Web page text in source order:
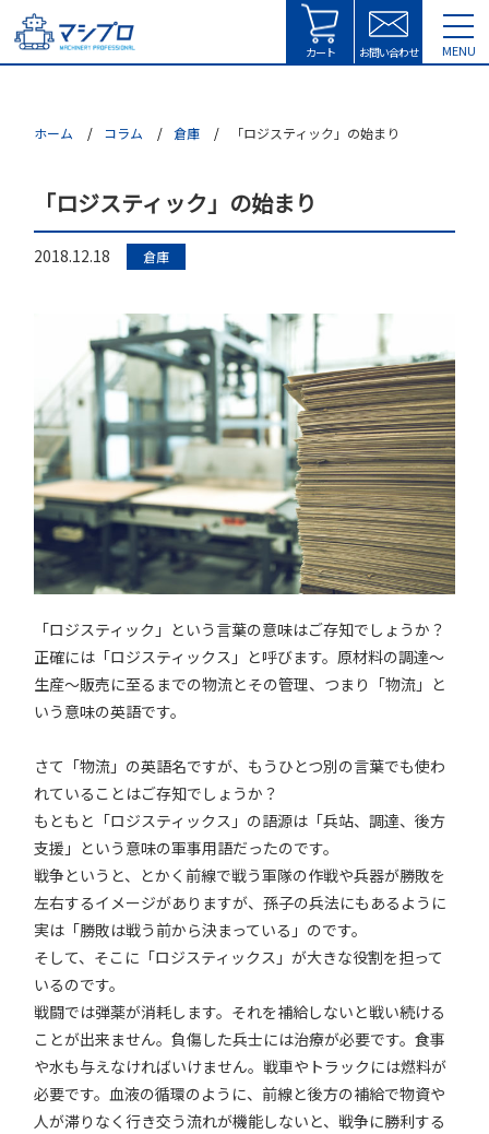
MENU
カート お問い合わせ
ホーム コラム 倉庫 「ロジスティック」の始まり
「ロジスティック」の始まり
2018.12.18 倉庫
「ロジスティック」という言葉の意味はご存知でしょうか？
正確には「ロジスティックス」と呼びます。原材料の調達～
生産～販売に至るまでの物流とその管理、つまり「物流」と
いう意味の英語です。
さて「物流」の英語名ですが、もうひとつ別の言葉でも使わ
れていることはご存知でしょうか？
もともと「ロジスティックス」の語源は「兵站、調達、後方
支援」という意味の軍事用語だったのです。
戦争というと、とかく前線で戦う軍隊の作戦や兵器が勝敗を
左右するイメージがありますが、孫子の兵法にもあるように
実は「勝敗は戦う前から決まっている」のです。
そして、そこに「ロジスティックス」が大きな役割を担って
いるのです。
戦闘では弾薬が消耗します。それを補給しないと戦い続ける
ことが出来ません。負傷した兵士には治療が必要です。食事
や水も与えなければいけません。戦車やトラックには燃料が
必要です。血液の循環のように、前線と後方の補給で物資や
人が滞りなく行き交う流れが機能しないと、戦争に勝利する